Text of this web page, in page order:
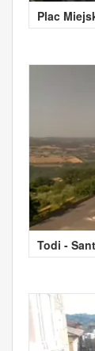
Plac
Todi -